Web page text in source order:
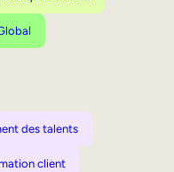
des talents
client